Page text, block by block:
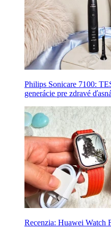
Philips Sonicare 7100:
generácie pre zdravé ďasná
Recenzia: Huawei Watch